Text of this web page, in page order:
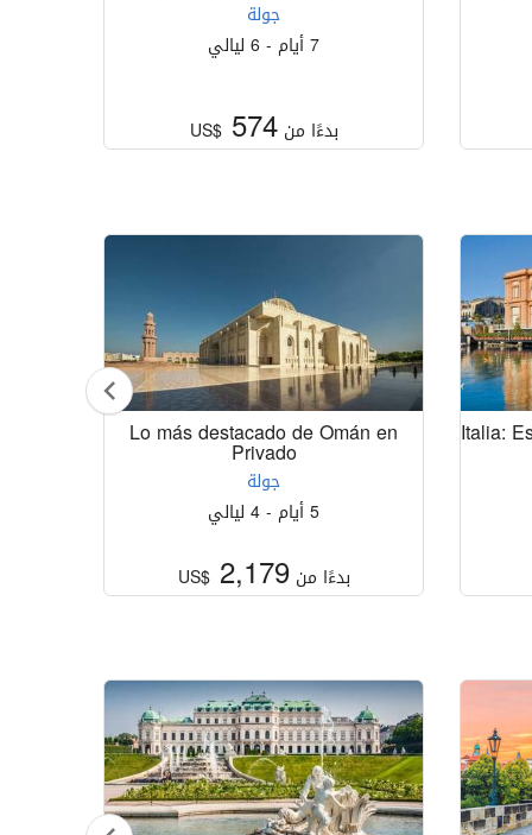
جولة
7 أيام - 6 ليالي
بدءًا من US$574
Italia:
Lo más destacado de Omán en
Privado
جولة
5 أيام - 4 ليالي
بدءًا من US$2,179